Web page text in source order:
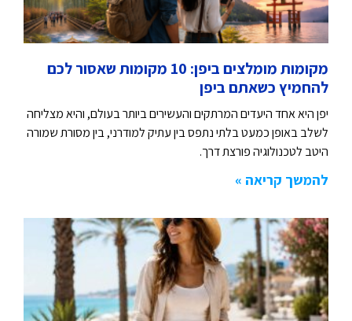
מקומות מומלצים ביפן: 10 מקומות שאסור לכם
להחמיץ כשאתם ביפן
יפן היא אחד היעדים המרתקים והעשירים ביותר בעולם, והיא מצליחה
לשלב באופן כמעט בלתי נתפס בין עתיק למודרני, בין מסורת שמורה
היטב לטכנולוגיה פורצת דרך.
להמשך קריאה »